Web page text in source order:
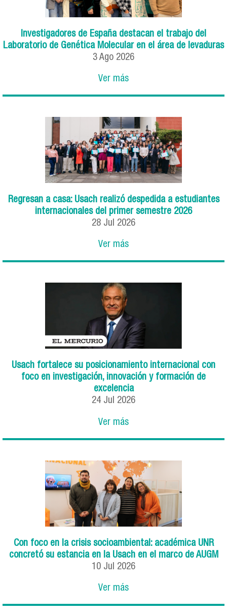
Investigadores de España destacan el trabajo del
Laboratorio de Genética Molecular en el área de levaduras
3 Ago 2026
Ver más
Regresan a casa: Usach realizó despedida a estudiantes
internacionales del primer semestre 2026
28 Jul 2026
Ver más
Usach fortalece su posicionamiento internacional con
foco en investigación, innovación y formación de
excelencia
24 Jul 2026
Ver más
Con foco en la crisis socioambiental: académica UNR
concretó su estancia en la Usach en el marco de AUGM
10 Jul 2026
Ver más